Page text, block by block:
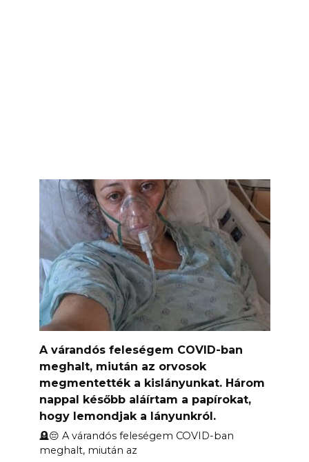
A várandós feleségem COVID-ban
meghalt, miután az orvosok
megmentették a kislányunkat. Három
nappal később aláírtam a papírokat,
hogy lemondjak a lányunkról.
🪦😔 A várandós feleségem COVID-ban
meghalt, miután az